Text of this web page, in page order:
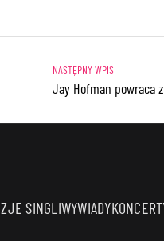
Jay Hofman powraca
SINGLIWYWIADY